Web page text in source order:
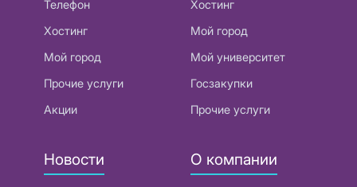
Телефон
Хостинг
Мой город
Прочие услуги
Акции
Хостинг
Мой город
Мой университет
Госзакупки
Прочие услуги
Новости О компании